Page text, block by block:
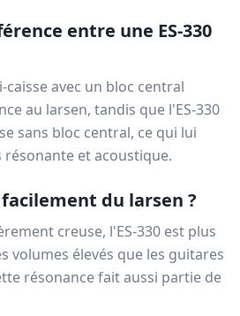
entre une ES-330
caisse avec un bloc central
au larsen, tandis que l'ES-330
sans bloc central, ce qui lui
et acoustique.
facilement du larsen ?
creuse, l'ES-330 est plus
volumes élevés que les guitares
résonance fait aussi partie de